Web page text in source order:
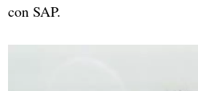
con SAP.